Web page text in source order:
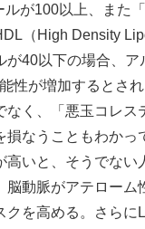
ルが100以上、また
（High Density
が40以下の場合、ア
性が増加するとさ
なく、「悪玉コレス
損なうこともわかっ
高いと、そうでない
脳動脈がアテローム
クを高める。さらに